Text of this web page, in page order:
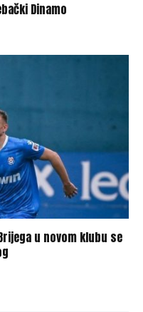
Dinamo
u novom klubu se